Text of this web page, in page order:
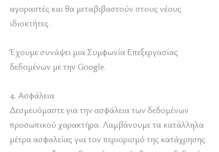
αγοραστές και θα μεταβιβαστούν στους νέους
ιδιοκτήτες.
Έχουμε συνάψει μια Συμφωνία Επεξεργασίας
δεδομένων με την Google.
4. Ασφάλεια
Δεσμευόμαστε για την ασφάλεια των δεδομένων
προσωπικού χαρακτήρα. Λαμβάνουμε τα κατάλληλα
μέτρα ασφαλείας για τον περιορισμό της κατάχρησης